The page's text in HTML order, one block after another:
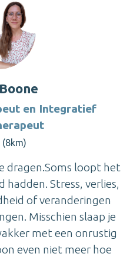
en Integratief
(8km)
dragen.Soms loopt het
hadden. Stress, verlies,
of veranderingen
Misschien slaap je
met een onrustig
even niet meer hoe